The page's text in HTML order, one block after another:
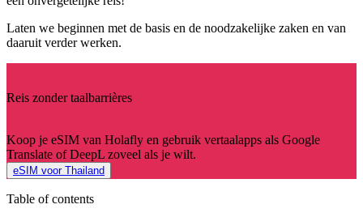
Laten we beginnen met de basis en de noodzakelijke zaken en van
daaruit verder werken.
Reis zonder taalbarrières
Koop je eSIM van Holafly en gebruik vertaalapps als Google
Translate of DeepL zoveel als je wilt.
eSIM voor Thailand
Table of contents